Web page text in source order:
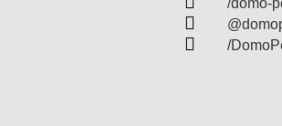
/domo-

 /